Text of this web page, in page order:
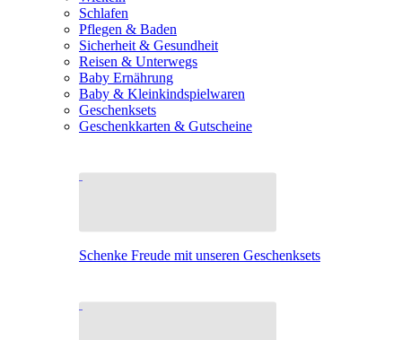
Schlafen
Pflegen & Baden
Sicherheit & Gesundheit
Reisen & Unterwegs
Baby Ernährung
Baby & Kleinkindspielwaren
Geschenksets
Geschenkkarten & Gutscheine
Schenke Freude mit unseren Geschenksets